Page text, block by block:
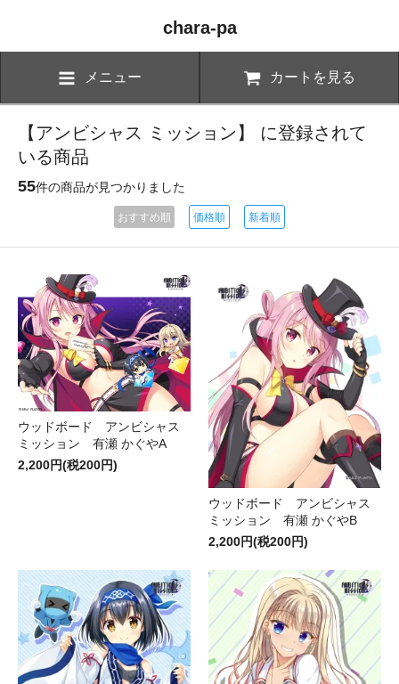
chara-pa
メニュー カートを見る
【アンビシャス ミッション】 に登録されて
いる商品
55件の商品が見つかりました
おすすめ順 価格順 新着順
ウッドボード アンビシャス
ミッション 有瀬 かぐやA
2,200円(税200円)
ウッドボード アンビシャス
ミッション 有瀬 かぐやB
2,200円(税200円)